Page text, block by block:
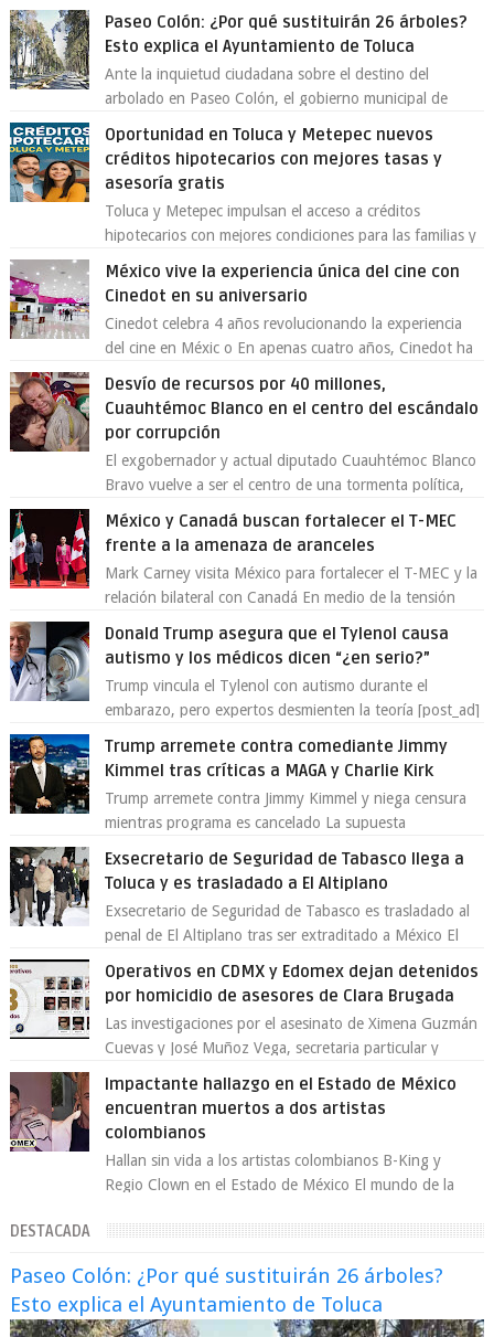
Paseo Colón: ¿Por qué sustituirán 26 árboles?
Esto explica el Ayuntamiento de Toluca
Ante la inquietud ciudadana sobre el destino del
arbolado en Paseo Colón, el gobierno municipal de
Oportunidad en Toluca y Metepec nuevos
créditos hipotecarios con mejores tasas y
asesoría gratis
Toluca y Metepec impulsan el acceso a créditos
hipotecarios con mejores condiciones para las familias y
México vive la experiencia única del cine con
Cinedot en su aniversario
Cinedot celebra 4 años revolucionando la experiencia
del cine en Méxic o En apenas cuatro años, Cinedot ha
demostrado que es posible reinve...
Desvío de recursos por 40 millones,
Cuauhtémoc Blanco en el centro del escándalo
por corrupción
El exgobernador y actual diputado Cuauhtémoc Blanco
Bravo vuelve a ser el centro de una tormenta política,
México y Canadá buscan fortalecer el T-MEC
frente a la amenaza de aranceles
Mark Carney visita México para fortalecer el T-MEC y la
relación bilateral con Canadá En medio de la tensión
Donald Trump asegura que el Tylenol causa
autismo y los médicos dicen “¿en serio?”
Trump vincula el Tylenol con autismo durante el
embarazo, pero expertos desmienten la teoría [post_ad]
Trump arremete contra comediante Jimmy
Kimmel tras críticas a MAGA y Charlie Kirk
Trump arremete contra Jimmy Kimmel y niega censura
mientras programa es cancelado La supuesta
Exsecretario de Seguridad de Tabasco llega a
Toluca y es trasladado a El Altiplano
Exsecretario de Seguridad de Tabasco es trasladado al
penal de El Altiplano tras ser extraditado a México El
Operativos en CDMX y Edomex dejan detenidos
por homicidio de asesores de Clara Brugada
Las investigaciones por el asesinato de Ximena Guzmán
Cuevas y José Muñoz Vega, secretaria particular y
Impactante hallazgo en el Estado de México
encuentran muertos a dos artistas
colombianos
Hallan sin vida a los artistas colombianos B-King y
Regio Clown en el Estado de México El mundo de la
DESTACADA
Paseo Colón: ¿Por qué sustituirán 26 árboles?
Esto explica el Ayuntamiento de Toluca